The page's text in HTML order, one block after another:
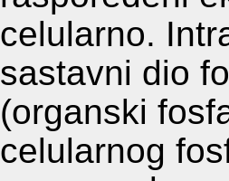
celularno.
sastavni dio
(organski
celularnog